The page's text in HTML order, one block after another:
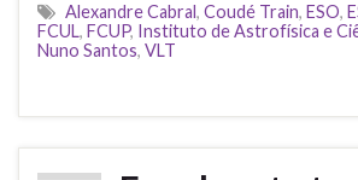
Alexandre Cabral, Coudé Train, ESO,
FCUL, FCUP, Instituto de Astrofísica e
Nuno Santos, VLT